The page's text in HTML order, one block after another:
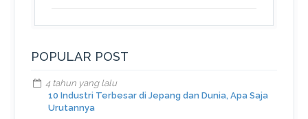
POPULAR POST
4 tahun yang lalu
10 Industri Terbesar di Jepang dan Dunia, Apa Saja
Urutannya